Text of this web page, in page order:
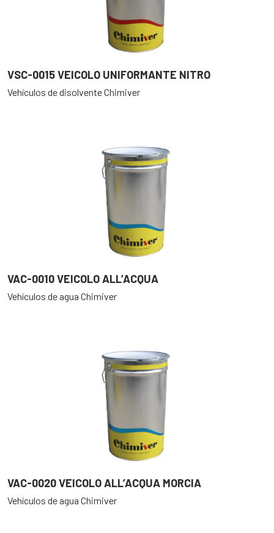
VSC-0015 VEICOLO UNIFORMANTE NITRO
Vehículos de disolvente Chimiver
VAC-0010 VEICOLO ALL’ACQUA
Vehículos de agua Chimiver
VAC-0020 VEICOLO ALL’ACQUA MORCIA
Vehículos de agua Chimiver